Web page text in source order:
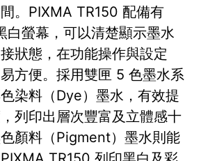
。PIXMA TR150 配備有
白螢幕，可以清楚顯示墨水
狀態，在功能操作與設定
易方便。採用雙匣 5 色墨水系
染料（Dye）墨水，有效提
列印出層次豐富及立體感十
顏料（Pigment）墨水則能